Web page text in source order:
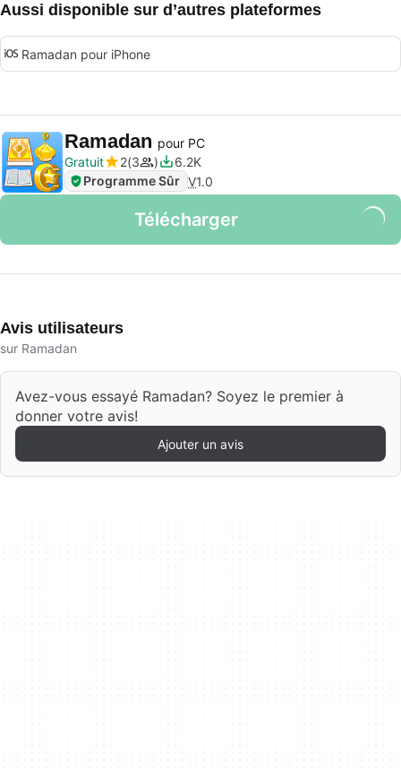
Aussi disponible sur d’autres plateformes
Ramadan pour iPhone
Ramadan pour PC
Gratuit
2 3
6.2K
Programme Sûr V1.0
Télécharger
Avis utilisateurs
sur Ramadan
Avez-vous essayé Ramadan? Soyez le premier à
donner votre avis!
Ajouter un avis